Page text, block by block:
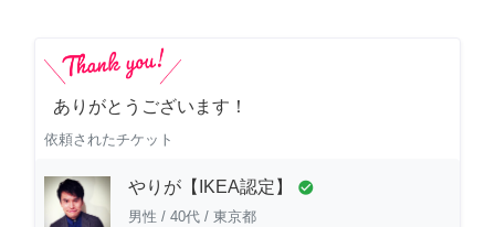
ありがとうございます！
依頼されたチケット
やりが【IKEA認定】 check_circle
男性 / 40代 / 東京都